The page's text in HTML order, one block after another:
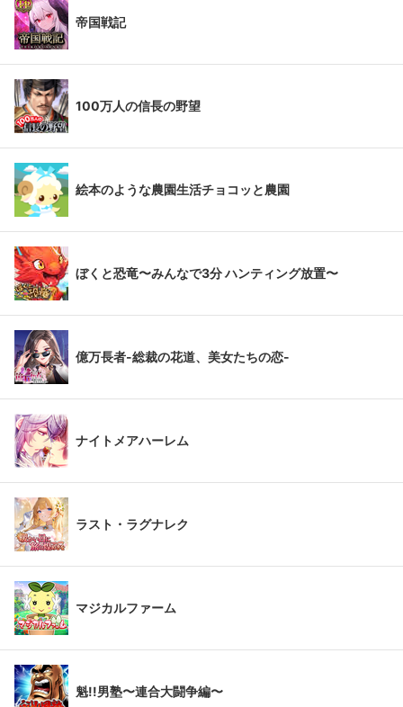
帝国戦記
100万人の信長の野望
絵本のような農園生活チョコッと農園
ぼくと恐竜〜みんなで3分 ハンティング放置〜
億万長者-総裁の花道、美女たちの恋-
ナイトメアハーレム
ラスト・ラグナレク
マジカルファーム
魁!!男塾〜連合大闘争編〜